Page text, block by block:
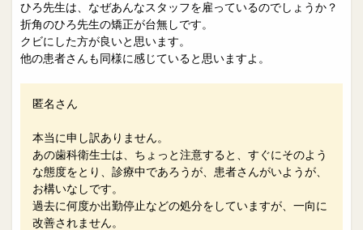
ひろ先生は、なぜあんなスタッフを雇っているのでしょうか？
折角のひろ先生の矯正が台無しです。
クビにした方が良いと思います。
他の患者さんも同様に感じていると思いますよ。
匿名さん
本当に申し訳ありません。
あの歯科衛生士は、ちょっと注意すると、すぐにそのよう
な態度をとり、診療中であろうが、患者さんがいようが、
お構いなしです。
過去に何度か出勤停止などの処分をしていますが、一向に
改善されません。